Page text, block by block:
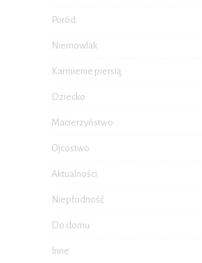
Poród
Niemowlak
Karmienie piersią
Dziecko
Macierzyństwo
Ojcostwo
Aktualności
Niepłodność
Do domu
Inne